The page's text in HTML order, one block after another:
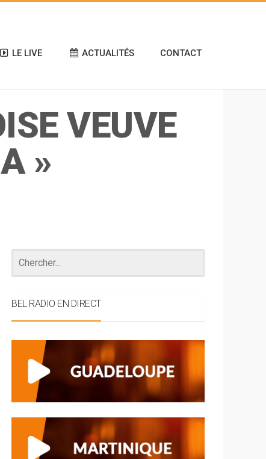
LE LIVE ACTUALITÉS CONTACT
VEUVE
»
BEL RADIO EN DIRECT